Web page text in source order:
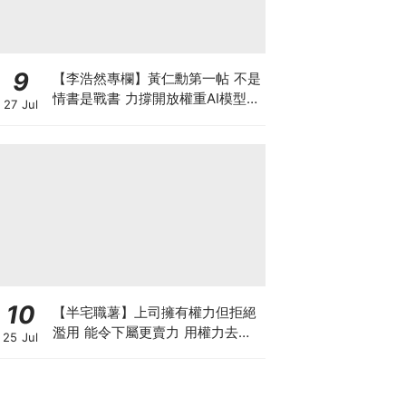
9
27 Jul
【李浩然專欄】黃仁勳第一帖 不是
情書是戰書 力撐開放權重AI模型
10
25 Jul
【半宅職薯】上司擁有權力但拒絕
濫用 能令下屬更賣力 用權力去迫